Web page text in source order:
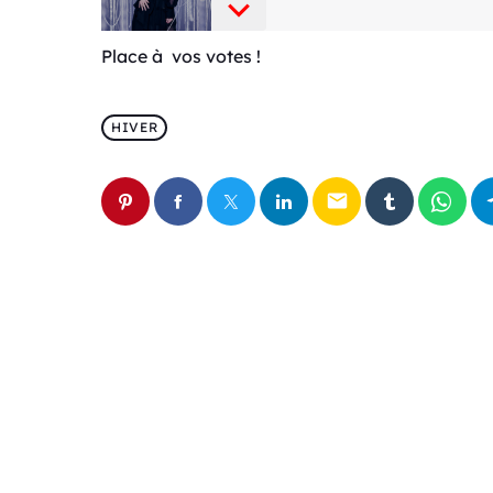
Place à vos votes !
HIVER
email